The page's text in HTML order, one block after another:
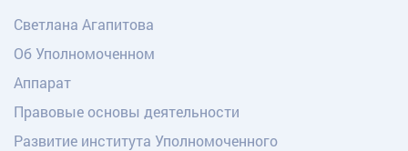
Светлана Агапитова
Об Уполномоченном
Аппарат
Правовые основы деятельности
Развитие института Уполномоченного